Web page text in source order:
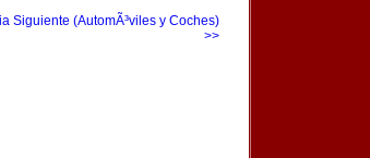
Siguiente (AutomÃ³viles y Coches)
>>